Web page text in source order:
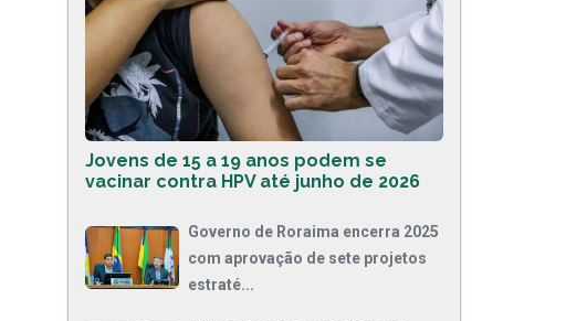
Jovens de 15 a 19 anos podem se
vacinar contra HPV até junho de 2026
Governo de Roraima encerra 2025
com aprovação de sete projetos
estraté...